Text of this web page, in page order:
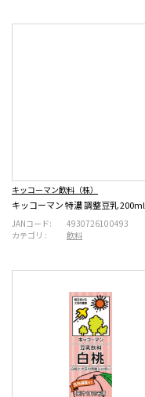
キッコーマン飲料（株）
キッコーマン 特濃 調整豆乳 200ml
JANコード:
4930726100493
カテゴリ :
飲料